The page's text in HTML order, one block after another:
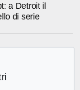
a Detroit il
di serie